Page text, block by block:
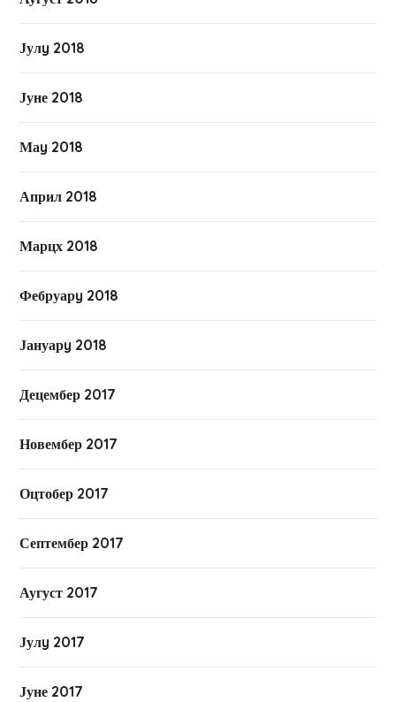
Јулy 2018
Јуне 2018
Маy 2018
Април 2018
Марцх 2018
Фебруарy 2018
Јануарy 2018
Децембер 2017
Новембер 2017
Оцтобер 2017
Септембер 2017
Аугуст 2017
Јулy 2017
Јуне 2017